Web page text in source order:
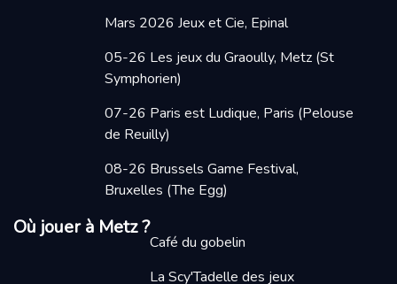
Mars 2026 Jeux et Cie, Epinal
05-26 Les jeux du Graoully, Metz(St
Symphorien)
07-26 Paris est Ludique, Paris (Pelouse
de Reuilly)
08-26 Brussels Game Festival,
Bruxelles (The Egg)
Où jouer à Metz ?
Café du gobelin
La Scy'Tadelle des jeux